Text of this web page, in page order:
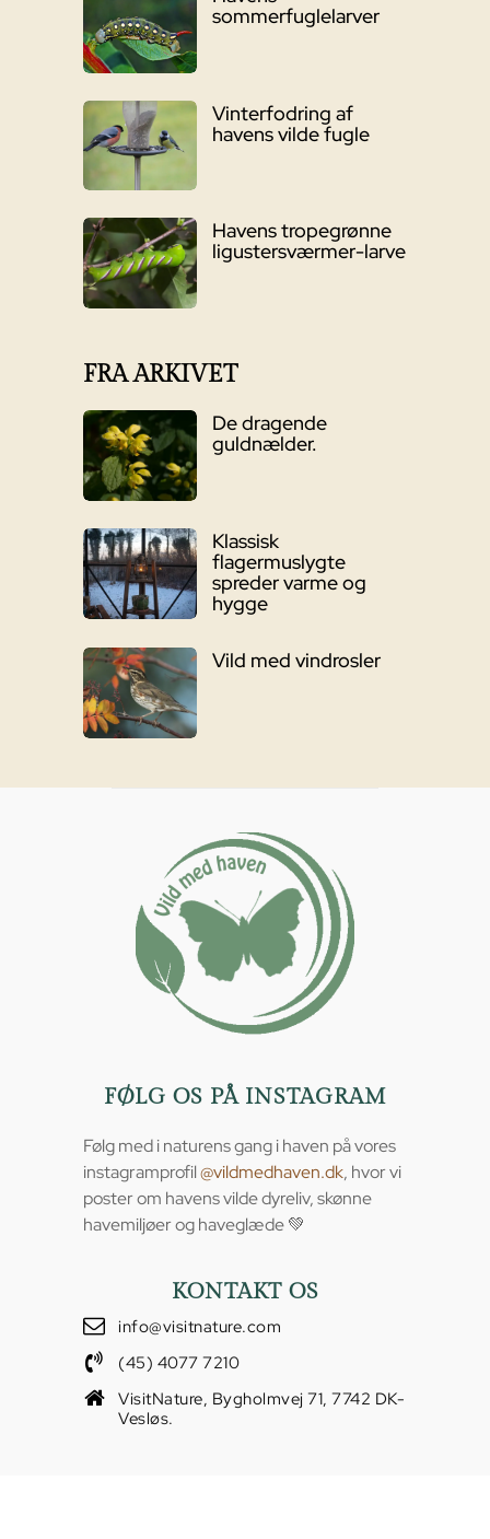
sommerfuglelarver
Vinterfodring af
havens vilde fugle
Havens tropegrønne
ligustersværmer-larve
FRA ARKIVET
De dragende
guldnælder.
Klassisk
flagermuslygte
spreder varme og
hygge
Vild med vindrosler
FØLG OS PÅ INSTAGRAM
Følg med i naturens gang i haven på vores
instagramprofil@vildmedhaven.dk, hvor vi
poster om havens vilde dyreliv, skønne
havemiljøer og haveglæde 💚
KONTAKT OS
info@visitnature.com
(45) 4077 7210
VisitNature, Bygholmvej 71, 7742 DK-
Vesløs.